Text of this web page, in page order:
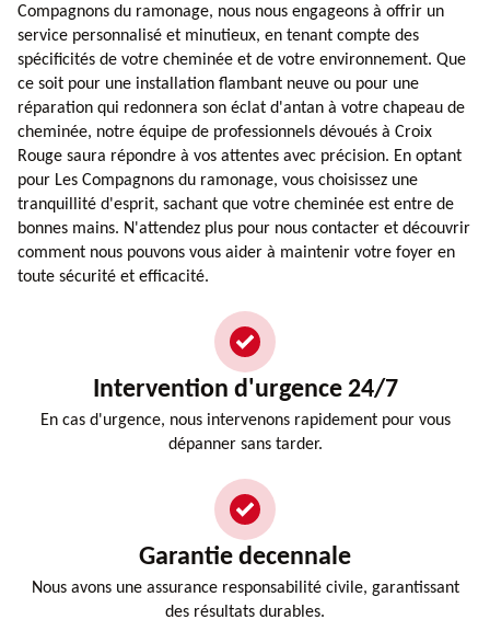
Compagnons du ramonage, nous nous engageons à offrir un
service personnalisé et minutieux, en tenant compte des
spécificités de votre cheminée et de votre environnement. Que
ce soit pour une installation flambant neuve ou pour une
réparation qui redonnera son éclat d'antan à votre chapeau de
cheminée, notre équipe de professionnels dévoués à Croix
Rouge saura répondre à vos attentes avec précision. En optant
pour Les Compagnons du ramonage, vous choisissez une
tranquillité d'esprit, sachant que votre cheminée est entre de
bonnes mains. N'attendez plus pour nous contacter et découvrir
comment nous pouvons vous aider à maintenir votre foyer en
toute sécurité et efficacité.
Intervention d'urgence 24/7
En cas d'urgence, nous intervenons rapidement pour vous
dépanner sans tarder.
Garantie decennale
Nous avons une assurance responsabilité civile, garantissant
des résultats durables.